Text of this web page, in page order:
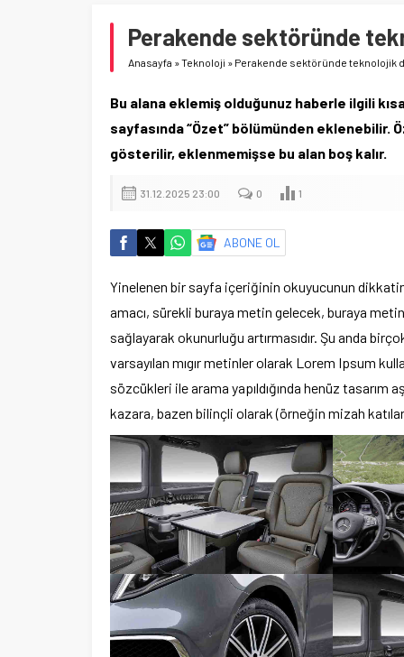
Perakende sektöründe
Anasayfa »Teknoloji » Perakende sektöründe teknolojik
Bu alana eklemiş olduğunuz haberle ilgili
sayfasında “Özet” bölümünden eklenebilir.
gösterilir, eklenmemişse bu alan boş kalır.
31.12.2025 23:00 0 1
ABONE OL
Yinelenen bir sayfa içeriğinin okuyucunun
amacı, sürekli buraya metin gelecek, buraya
sağlayarak okunurluğu artırmasıdır. Şu anda
varsayılan mıgır metinler olarak Lorem Ipsum
sözcükleri ile arama yapıldığında henüz tasarım
kazara, bazen bilinçli olarak (örneğin mizah